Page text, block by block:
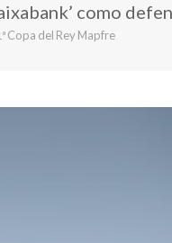
como
Copa del Rey Mapfre